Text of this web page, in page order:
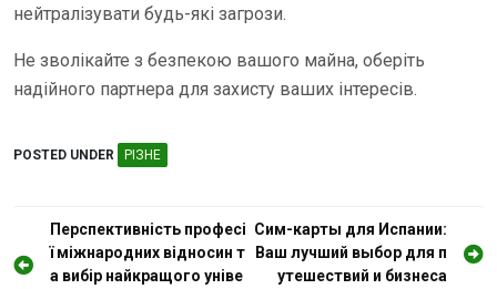
нейтралізувати будь-які загрози.
Не зволікайте з безпекою вашого майна, оберіть
надійного партнера для захисту ваших інтересів.
POSTED UNDER РІЗНЕ
а
Перспективність професі
ї міжнародних відносин т
а вибір найкращого уніве
Сим-карты для Испании:
Ваш лучший выбор для п
утешествий и бизнеса